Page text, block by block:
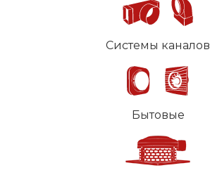
Системы каналов
Бытовые